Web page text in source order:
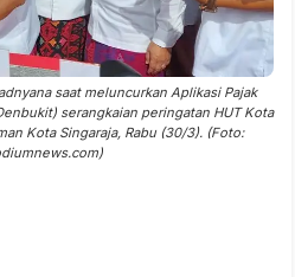
saat meluncurkan Aplikasi Pajak
serangkaian peringatan HUT Kota
Kota Singaraja, Rabu (30/3). (Foto: